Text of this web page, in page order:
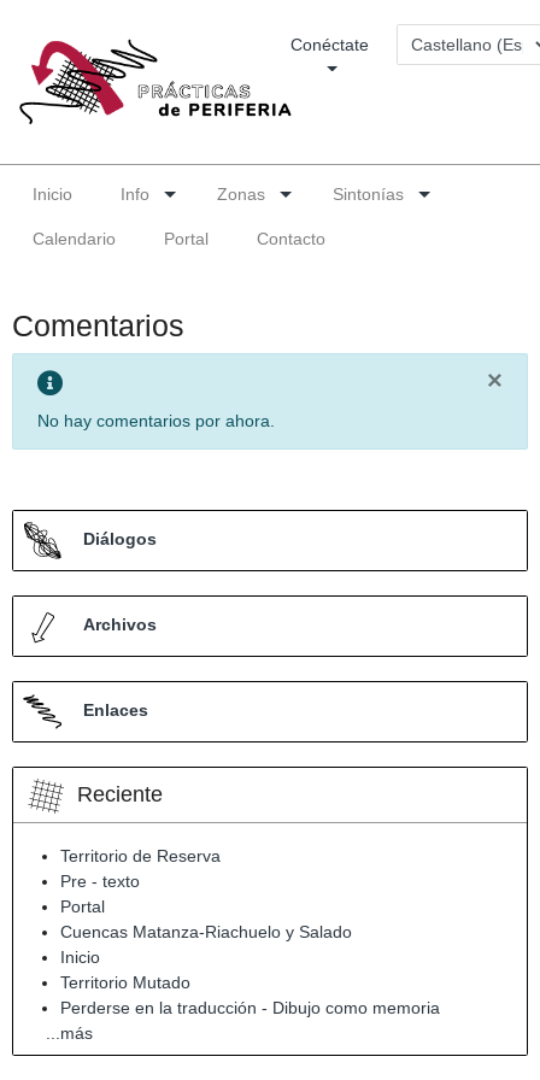
Conéctate
Inicio Info Zonas Sintonías
Calendario Portal Contacto
Comentarios
×
No hay comentarios por ahora.
Diálogos
Archivos
Enlaces
Reciente
Territorio de Reserva
Pre - texto
Portal
Cuencas Matanza-Riachuelo y Salado
Inicio
Territorio Mutado
Perderse en la traducción - Dibujo como memoria
...más